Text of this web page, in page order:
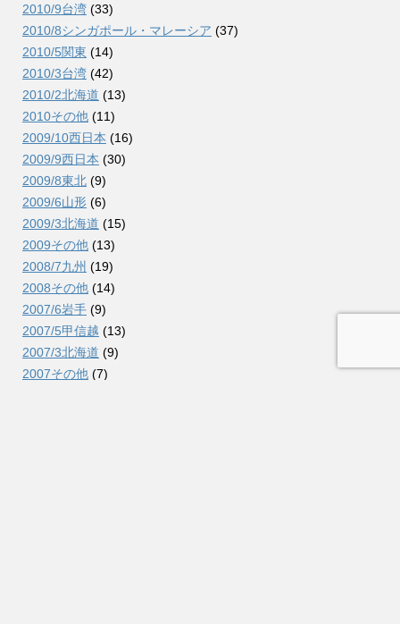
2010/9台湾 (33)
2010/8シンガポール・マレーシア (37)
2010/5関東 (14)
2010/3台湾 (42)
2010/2北海道 (13)
2010その他 (11)
2009/10西日本 (16)
2009/9西日本 (30)
2009/8東北 (9)
2009/6山形 (6)
2009/3北海道 (15)
2009その他 (13)
2008/7九州 (19)
2008その他 (14)
2007/6岩手 (9)
2007/5甲信越 (13)
2007/3北海道 (9)
2007その他 (7)